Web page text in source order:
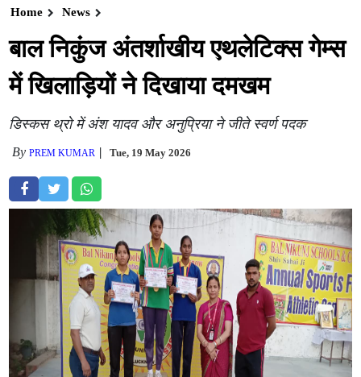
Home News
बाल निकुंज अंतर्शाखीय एथलेटिक्स गेम्स
में खिलाड़ियों ने दिखाया दमखम
डिस्कस थ्रो में अंश यादव और अनुप्रिया ने जीते स्वर्ण पदक
ByPREM KUMAR Tue, 19 May 2026